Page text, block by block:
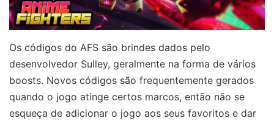
Os códigos do AFS são brindes dados pelo
desenvolvedor Sulley, geralmente na forma de vários
boosts. Novos códigos são frequentemente gerados
quando o jogo atinge certos marcos, então não se
esqueça de adicionar o jogo aos seus favoritos e dar